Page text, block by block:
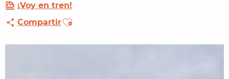
¡Voy en tren!
CompartirAjouter aux favoris